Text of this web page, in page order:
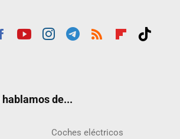
de...
Coches eléctricos